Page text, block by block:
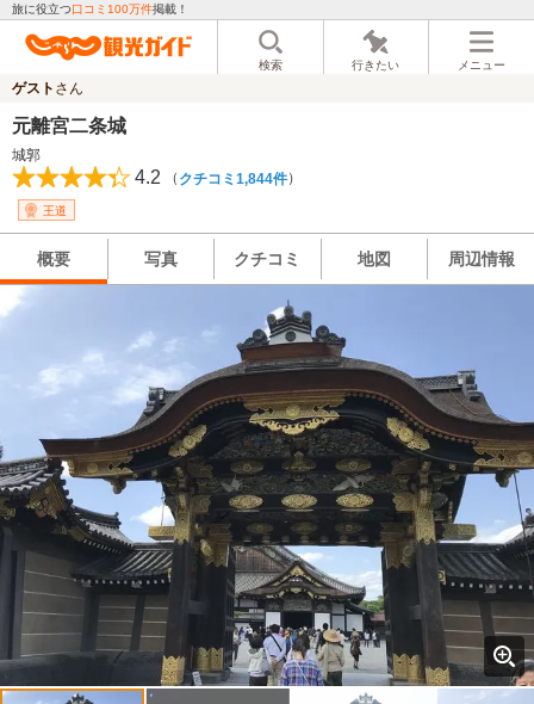
旅に役立つ口コミ100万件掲載！
検索 行きたい メニュー
ゲスト さん
元離宮二条城
城郭
4.2 （ クチコミ1,844件）
王道
概要 写真 クチコミ 地図 周辺情報